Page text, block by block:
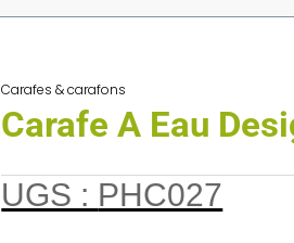
Carafes & carafons
Carafe A Eau
UGS : PHC027